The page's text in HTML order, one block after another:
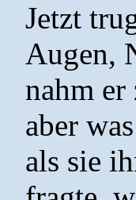
Jetzt
Augen,
nahm er
aber
als sie